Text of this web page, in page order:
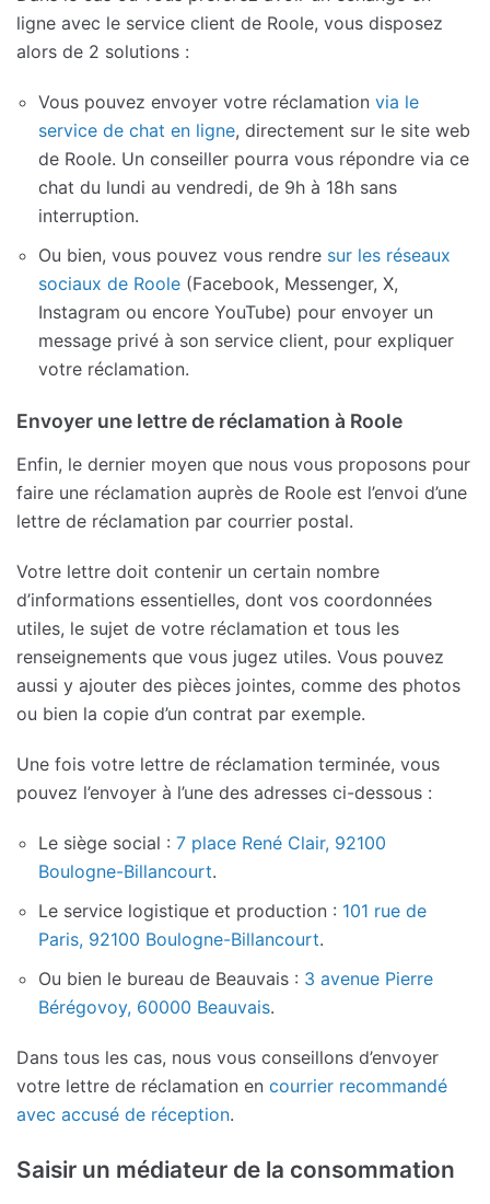
ligne avec le service client de Roole, vous disposez
alors de 2 solutions :
Vous pouvez envoyer votre réclamation via le
service de chat en ligne, directement sur le site web
de Roole. Un conseiller pourra vous répondre via ce
chat du lundi au vendredi, de 9h à 18h sans
interruption.
Ou bien, vous pouvez vous rendre sur les réseaux
sociaux de Roole (Facebook, Messenger, X,
Instagram ou encore YouTube) pour envoyer un
message privé à son service client, pour expliquer
votre réclamation.
Envoyer une lettre de réclamation à Roole
Enfin, le dernier moyen que nous vous proposons pour
faire une réclamation auprès de Roole est l’envoi d’une
lettre de réclamation par courrier postal.
Votre lettre doit contenir un certain nombre
d’informations essentielles, dont vos coordonnées
utiles, le sujet de votre réclamation et tous les
renseignements que vous jugez utiles. Vous pouvez
aussi y ajouter des pièces jointes, comme des photos
ou bien la copie d’un contrat par exemple.
Une fois votre lettre de réclamation terminée, vous
pouvez l’envoyer à l’une des adresses ci-dessous :
Le siège social : 7 place René Clair, 92100
Boulogne-Billancourt.
Le service logistique et production : 101 rue de
Paris, 92100 Boulogne-Billancourt.
Ou bien le bureau de Beauvais : 3 avenue Pierre
Bérégovoy, 60000 Beauvais.
Dans tous les cas, nous vous conseillons d’envoyer
votre lettre de réclamation en courrier recommandé
avec accusé de réception.
Saisir un médiateur de la consommation